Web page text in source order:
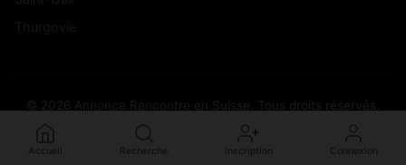
© 2026 Annonce Rencontre en Suisse. Tous droits réservés.